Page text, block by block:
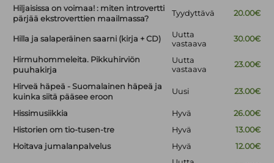
Hiljaisissa on voimaa! : miten introvertti
pärjää ekstroverttien maailmassa?
Tyydyttävä 20.00€
Hilla ja salaperäinen saarni (kirja + CD)
Uutta
vastaava
30.00€
Hirmuhommeleita. Pikkuhirviön
puuhakirja
Uutta
vastaava
23.00€
Hirveä häpeä - Suomalainen häpeä ja
kuinka siitä pääsee eroon
Uusi 23.00€
Hissimusiikkia Hyvä
26.00€
Historien om tio-tusen-tre
Hyvä
13.00€
Hoitava jumalanpalvelus
Hyvä 12.00€